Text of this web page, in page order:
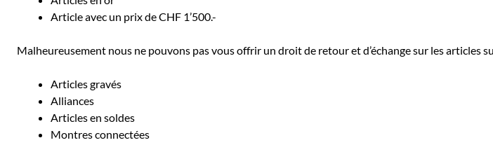
Article avec un prix de CHF 1’500.-
Malheureusement nous ne pouvons pas vous offrir un droit de retour et d’échange sur les articles
Articles gravés
Alliances
Articles en soldes
Montres connectées